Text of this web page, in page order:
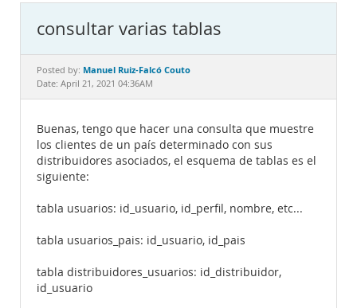
MySQL.com
Downloads
Documentation
consultar varias tablas
Posted by: Manuel Ruiz-Falcó Couto
Date: April 21, 2021 04:36AM
Buenas, tengo que hacer una consulta que muestre
los clientes de un país determinado con sus
distribuidores asociados, el esquema de tablas es el
siguiente:
tabla usuarios: id_usuario, id_perfil, nombre, etc...
tabla usuarios_pais: id_usuario, id_pais
tabla distribuidores_usuarios: id_distribuidor,
id_usuario